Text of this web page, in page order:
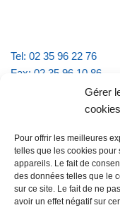
Gérer
cookies
Pour offrir les meilleures
telles que les cookies pour
appareils. Le fait de
des données telles que le
sur ce site. Le fait de ne
avoir un effet négatif sur
Tel: 02 35 96 22 76
Fax: 02 35 96 10 86
Email :
lundi et jeudi de 9h à
mardi et vendredi de